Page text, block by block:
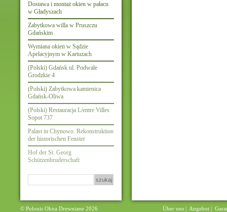
Dostawa i montaż okien w pałacu
w Gładyszach
Zabytkowa willa w Pruszczu
Gdańskim
Wymiana okien w Sądzie
Apelacyjnym w Kartuzach
(Polski) Gdańsk ul. Podwale
Grodzkie 4
(Polski) Zabytkowa kamienica
Gdańsk-Oliwa
(Polski) Restauracja L/entre Villes
Sopot 737
Palast in Chynowo. Rekonstruktion
der historischen Fenster
Hof der St. Georg
Schützenbruderschaft
© Polonis Okna Drewniane 2026 Über uns | Angebot |